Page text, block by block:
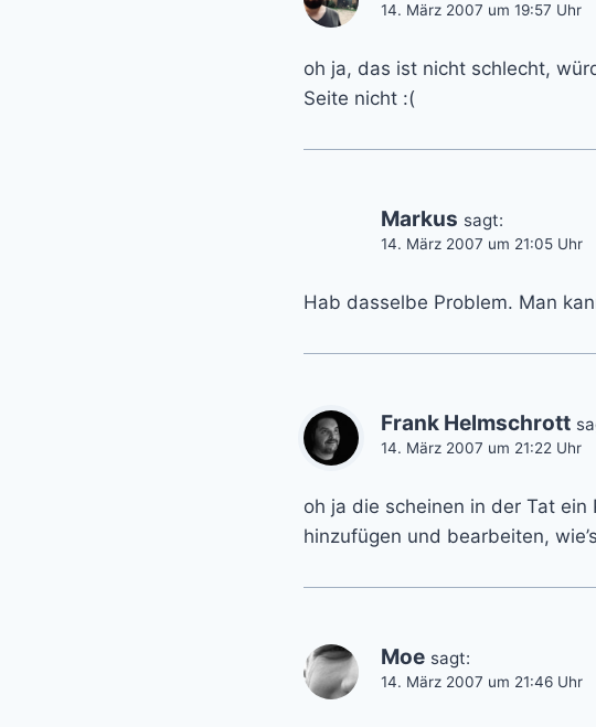
14. März 2007 um 19:57 Uhr
oh ja, das ist nicht schlecht,
Seite nicht :(
Markus sagt:
14. März 2007 um 21:05 Uhr
Hab dasselbe Problem. Man
Frank Helmschrott
14. März 2007 um 21:22 Uhr
oh ja die scheinen in der Tat
hinzufügen und bearbeiten,
Moe sagt:
14. März 2007 um 21:46 Uhr